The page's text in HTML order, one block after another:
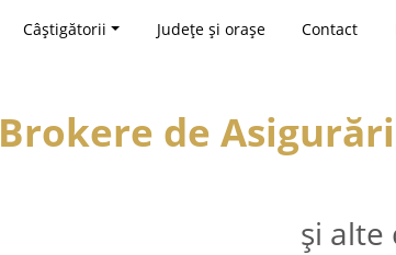
Câștigătorii Județe și orașe Contact
Brokere de
și alte